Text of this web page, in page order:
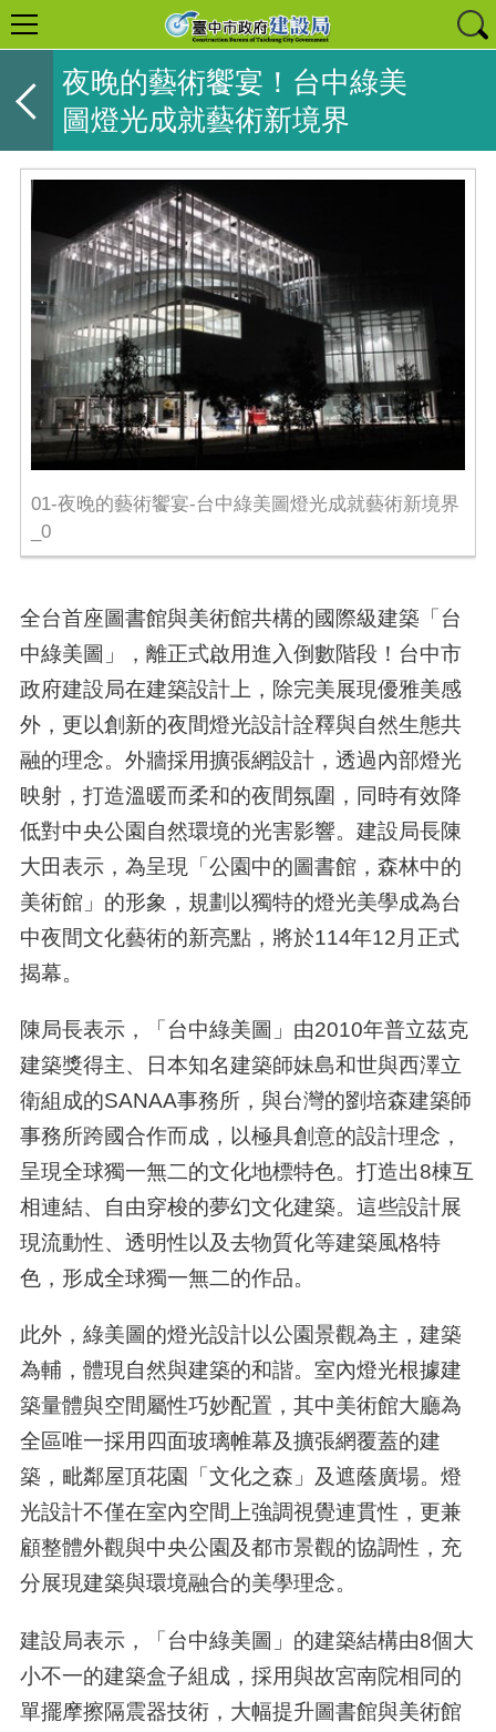
夜晚的藝術饗宴！台中綠美
圖燈光成就藝術新境界
01-夜晚的藝術饗宴-台中綠美圖燈光成就藝術新境界
_0
全台首座圖書館與美術館共構的國際級建築「台
中綠美圖」，離正式啟用進入倒數階段！台中市
政府建設局在建築設計上，除完美展現優雅美感
外，更以創新的夜間燈光設計詮釋與自然生態共
融的理念。外牆採用擴張網設計，透過內部燈光
映射，打造溫暖而柔和的夜間氛圍，同時有效降
低對中央公園自然環境的光害影響。建設局長陳
大田表示，為呈現「公園中的圖書館，森林中的
美術館」的形象，規劃以獨特的燈光美學成為台
中夜間文化藝術的新亮點，將於114年12月正式
揭幕。
陳局長表示，「台中綠美圖」由2010年普立茲克
建築獎得主、日本知名建築師妹島和世與西澤立
衛組成的SANAA事務所，與台灣的劉培森建築師
事務所跨國合作而成，以極具創意的設計理念，
呈現全球獨一無二的文化地標特色。打造出8棟互
相連結、自由穿梭的夢幻文化建築。這些設計展
現流動性、透明性以及去物質化等建築風格特
色，形成全球獨一無二的作品。
此外，綠美圖的燈光設計以公園景觀為主，建築
為輔，體現自然與建築的和諧。室內燈光根據建
築量體與空間屬性巧妙配置，其中美術館大廳為
全區唯一採用四面玻璃帷幕及擴張網覆蓋的建
築，毗鄰屋頂花園「文化之森」及遮蔭廣場。燈
光設計不僅在室內空間上強調視覺連貫性，更兼
顧整體外觀與中央公園及都市景觀的協調性，充
分展現建築與環境融合的美學理念。
建設局表示，「台中綠美圖」的建築結構由8個大
小不一的建築盒子組成，採用與故宮南院相同的
單擺摩擦隔震器技術，大幅提升圖書館與美術館